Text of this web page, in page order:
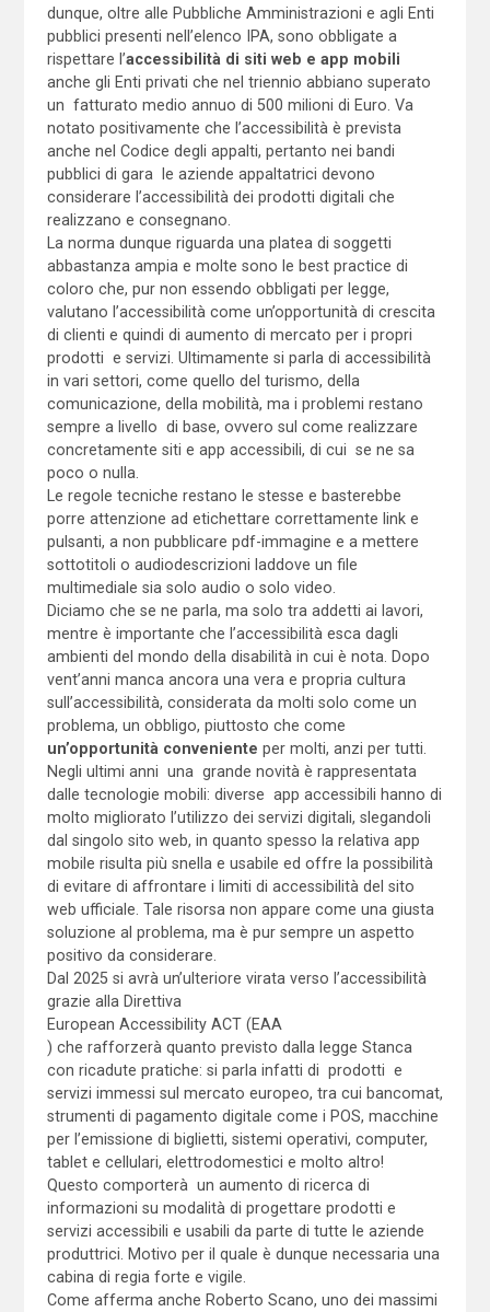
dunque, oltre alle Pubbliche Amministrazioni e agli Enti
pubblici presenti nell’elenco IPA, sono obbligate a
rispettare l’accessibilità di siti web e app mobili
anche gli Enti privati che nel triennio abbiano superato
un fatturato medio annuo di 500 milioni di Euro. Va
notato positivamente che l’accessibilità è prevista
anche nel Codice degli appalti, pertanto nei bandi
pubblici di gara le aziende appaltatrici devono
considerare l’accessibilità dei prodotti digitali che
realizzano e consegnano.
La norma dunque riguarda una platea di soggetti
abbastanza ampia e molte sono le best practice di
coloro che, pur non essendo obbligati per legge,
valutano l’accessibilità come un’opportunità di crescita
di clienti e quindi di aumento di mercato per i propri
prodotti e servizi. Ultimamente si parla di accessibilità
in vari settori, come quello del turismo, della
comunicazione, della mobilità, ma i problemi restano
sempre a livello di base, ovvero sul come realizzare
concretamente siti e app accessibili, di cui se ne sa
poco o nulla.
Le regole tecniche restano le stesse e basterebbe
porre attenzione ad etichettare correttamente link e
pulsanti, a non pubblicare pdf-immagine e a mettere
sottotitoli o audiodescrizioni laddove un file
multimediale sia solo audio o solo video.
Diciamo che se ne parla, ma solo tra addetti ai lavori,
mentre è importante che l’accessibilità esca dagli
ambienti del mondo della disabilità in cui è nota. Dopo
vent’anni manca ancora una vera e propria cultura
sull’accessibilità, considerata da molti solo come un
problema, un obbligo, piuttosto che come
un’opportunità conveniente per molti, anzi per tutti.
Negli ultimi anni una grande novità è rappresentata
dalle tecnologie mobili: diverse app accessibili hanno di
molto migliorato l’utilizzo dei servizi digitali, slegandoli
dal singolo sito web, in quanto spesso la relativa app
mobile risulta più snella e usabile ed offre la possibilità
di evitare di affrontare i limiti di accessibilità del sito
web ufficiale. Tale risorsa non appare come una giusta
soluzione al problema, ma è pur sempre un aspetto
positivo da considerare.
Dal 2025 si avrà un’ulteriore virata verso l’accessibilità
grazie alla Direttiva
European Accessibility ACT (EAA
) che rafforzerà quanto previsto dalla legge Stanca
con ricadute pratiche: si parla infatti di prodotti e
servizi immessi sul mercato europeo, tra cui bancomat,
strumenti di pagamento digitale come i POS, macchine
per l’emissione di biglietti, sistemi operativi, computer,
tablet e cellulari, elettrodomestici e molto altro!
Questo comporterà un aumento di ricerca di
informazioni su modalità di progettare prodotti e
servizi accessibili e usabili da parte di tutte le aziende
produttrici. Motivo per il quale è dunque necessaria una
cabina di regia forte e vigile.
Come afferma anche Roberto Scano, uno dei massimi